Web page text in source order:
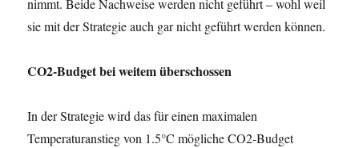
nimmt. Beide Nachweise werden nicht geführt – wohl weil
sie mit der Strategie auch gar nicht geführt werden können.
CO2-Budget bei weitem überschossen
In der Strategie wird das für einen maximalen
Temperaturanstieg von 1.5°C mögliche CO2-Budget